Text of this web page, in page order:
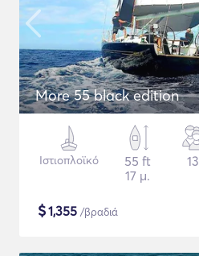
More 55 black edition
Ιστιοπλοϊκό
55 ft
17 μ.
13
$1,355 /βραδιά